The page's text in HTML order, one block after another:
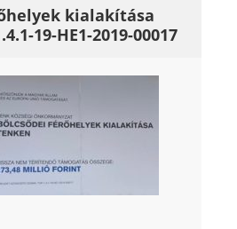
kialakítása
19-HE1-2019-00017